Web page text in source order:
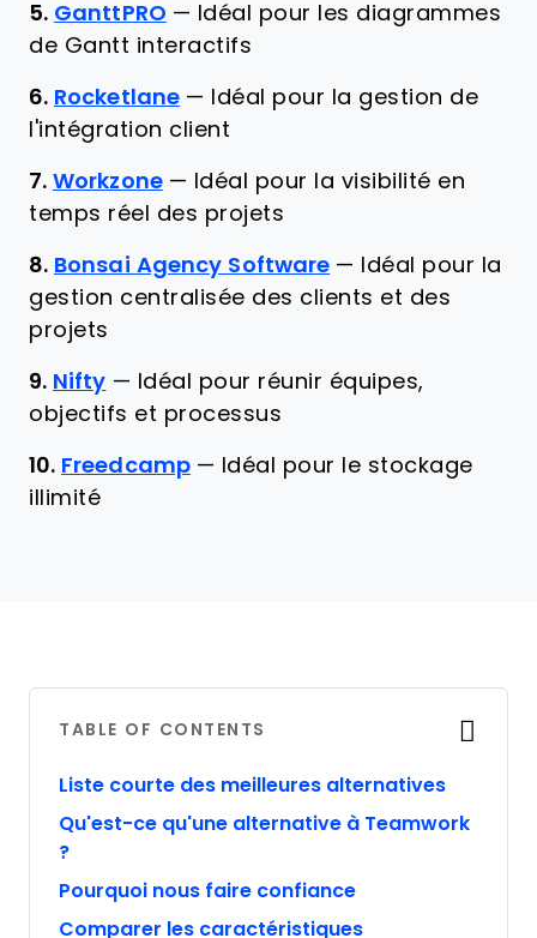
5. GanttPRO — Idéal pour les diagrammes
de Gantt interactifs
6. Rocketlane —
Idéal pour la gestion de
l'intégration client
7. Workzone — Idéal pour la visibilité en
temps réel des projets
8. Bonsai Agency Software —
Idéal pour la
gestion centralisée des clients et des
projets
9. Nifty — Idéal pour réunir équipes,
objectifs et processus
10. Freedcamp — Idéal pour le stockage
illimité
TABLE OF CONTENTS
Liste courte des meilleures alternatives
Qu'est-ce qu'une alternative à Teamwork
?
Pourquoi nous faire confiance
Comparer les caractéristiques